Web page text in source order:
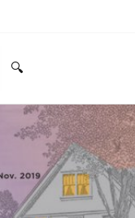
Kitchen
Search...
🔍